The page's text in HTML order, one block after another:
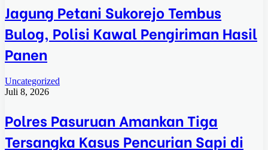
Jagung Petani Sukorejo Tembus
Bulog, Polisi Kawal Pengiriman Hasil
Panen
Uncategorized
Juli 8, 2026
Polres Pasuruan Amankan Tiga
Tersangka Kasus Pencurian Sapi di